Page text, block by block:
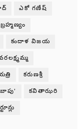
ఎకో గణేష్
కందాళ విజయ
కరుణశ్రీ
కవితాఝరి